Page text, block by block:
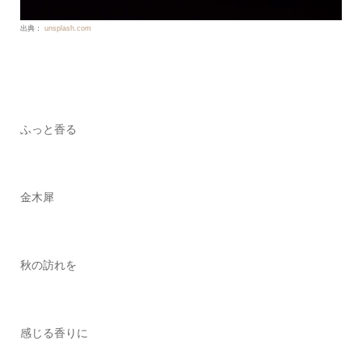
出典： unsplash.com
ふっと香る
金木犀
秋の訪れを
感じる香りに